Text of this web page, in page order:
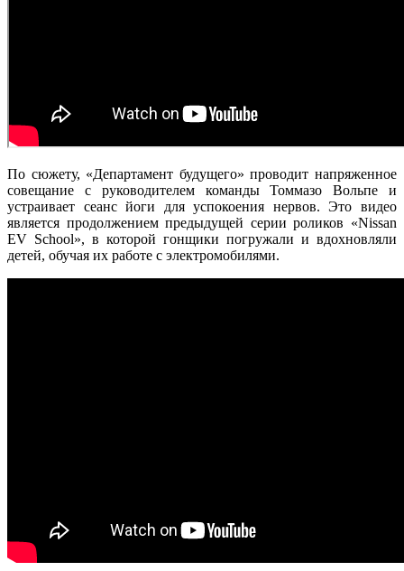
По сюжету, «Департамент будущего» проводит напряженное
совещание с руководителем команды Томмазо Вольпе и
устраивает сеанс йоги для успокоения нервов. Это видео
является продолжением предыдущей серии роликов «Nissan
EV School», в которой гонщики погружали и вдохновляли
детей, обучая их работе с электромобилями.